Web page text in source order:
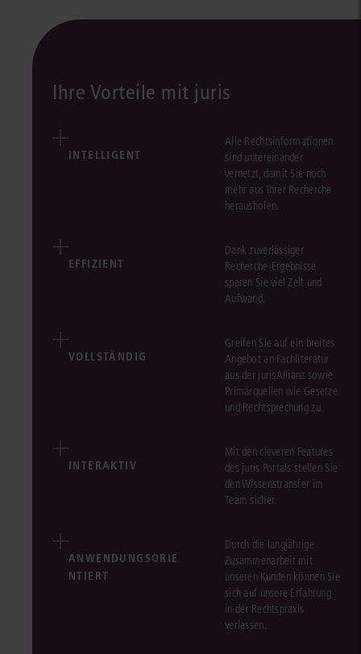
Ihre Vorteile mit juris
INTELLIGENT
Alle Rechtsinformationen
sind untereinander
vernetzt, damit Sie noch
mehr aus Ihrer Recherche
herausholen.
EFFIZIENT
Dank zuverlässiger
Recherche-Ergebnisse
sparen Sie viel Zeit und
Aufwand.
VOLLSTÄNDIG
Greifen Sie auf ein breites
Angebot an Fachliteratur
aus der jurisAllianz sowie
Primärquellen wie Gesetze
und Rechtsprechung zu.
INTERAKTIV
Mit den cleveren Features
des juris Portals stellen Sie
den Wissenstransfer im
Team sicher.
ANWENDUNGSORIE
NTIERT
Durch die langjährige
Zusammenarbeit mit
unseren Kunden können Sie
sich auf unsere Erfahrung
in der Rechtspraxis
verlassen.